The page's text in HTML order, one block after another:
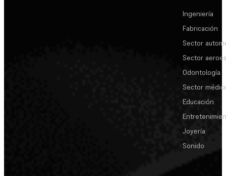
Ingeniería
Fabricación
Sector
Sector
Odontología
Sector
Educación
Joyería
Sonido